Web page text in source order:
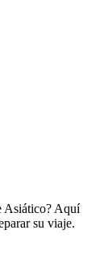
Asiático? Aquí
su viaje.